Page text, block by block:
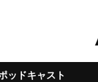
ッドキャスト